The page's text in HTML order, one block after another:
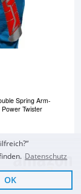
Spring Arm-
Power Twister
Datenschutz
OK